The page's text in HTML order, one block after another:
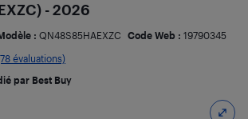
- 2026
: QN48S85HAEXZC Code Web : 19790345
évaluations)
par Best Buy